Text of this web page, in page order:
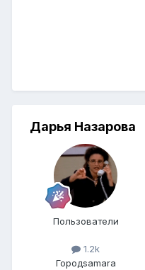
Дарья Назарова
Пользователи
1.2k
Городsamara